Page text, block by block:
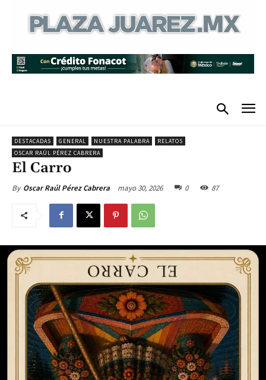
DESTACADAS GENERAL NUESTRA PALABRA
RELATOS
OSCAR RAÚL PÉREZ CABRERA
El Carro
By Oscar Raúl Pérez Cabrera mayo 30, 2026 0 87